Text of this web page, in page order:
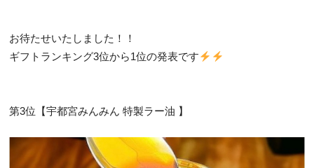
お待たせいたしました！！
ギフトランキング3位から1位の発表です
第3位【宇都宮みんみん 特製ラー油 】